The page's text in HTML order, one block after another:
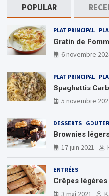
POPULAR
PLAT PRINCIPAL
Gratin de
6 novembre
PLAT PRINCIPAL
Spaghettis
5 novembre
DESSERTS GOUTER
Brownies légers
17 juin 2021
ENTRÉES
Crêpes
3 mai 2021